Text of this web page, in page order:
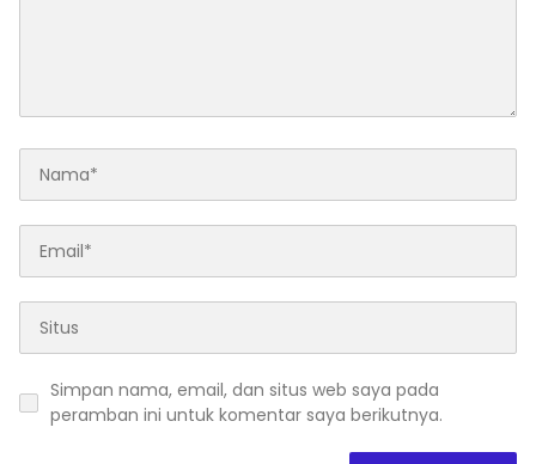
Simpan nama, email, dan situs web saya pada
peramban ini untuk komentar saya berikutnya.